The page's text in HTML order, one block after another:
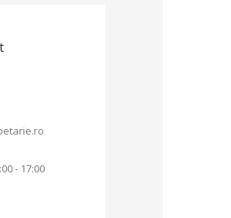
- 17:00